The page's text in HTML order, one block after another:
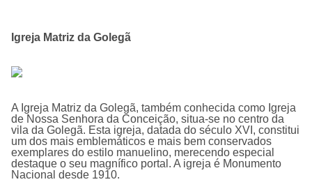
Igreja Matriz da Golegã
A Igreja Matriz da Golegã, também conhecida como Igreja
de Nossa Senhora da Conceição, situa-se no centro da
vila da Golegã. Esta igreja, datada do século XVI, constitui
um dos mais emblemáticos e mais bem conservados
exemplares do estilo manuelino, merecendo especial
destaque o seu magní­fico portal. A igreja é Monumento
Nacional desde 1910.